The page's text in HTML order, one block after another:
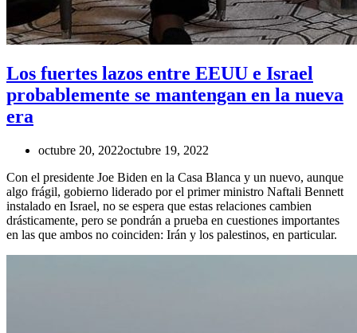
Los fuertes lazos entre EEUU e Israel
probablemente se mantengan en la nueva
era
octubre 20, 2022octubre 19, 2022
Con el presidente Joe Biden en la Casa Blanca y un nuevo, aunque
algo frágil, gobierno liderado por el primer ministro Naftali Bennett
instalado en Israel, no se espera que estas relaciones cambien
drásticamente, pero se pondrán a prueba en cuestiones importantes
en las que ambos no coinciden: Irán y los palestinos, en particular.